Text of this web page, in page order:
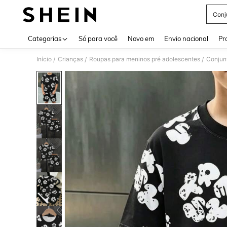
Categorias Só para você Novo em Envio nacional
Início / Crianças / Roupas para meninos pré adolescentes /